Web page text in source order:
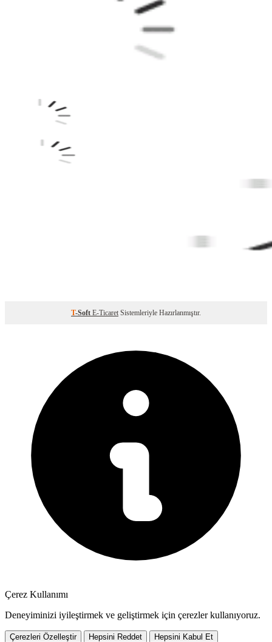
T-Soft E-Ticaret Sistemleriyle Hazırlanmıştır.
Çerez Kullanımı
Deneyiminizi iyileştirmek ve geliştirmek için çerezler kullanıyoruz.
Çerezleri Özelleştir Hepsini Reddet Hepsini Kabul Et